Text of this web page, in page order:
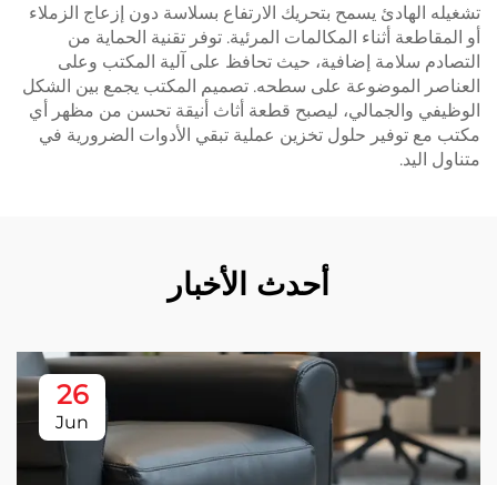
تشغيله الهادئ يسمح بتحريك الارتفاع بسلاسة دون إزعاج الزملاء
أو المقاطعة أثناء المكالمات المرئية. توفر تقنية الحماية من
التصادم سلامة إضافية، حيث تحافظ على آلية المكتب وعلى
العناصر الموضوعة على سطحه. تصميم المكتب يجمع بين الشكل
الوظيفي والجمالي، ليصبح قطعة أثاث أنيقة تحسن من مظهر أي
مكتب مع توفير حلول تخزين عملية تبقي الأدوات الضرورية في
متناول اليد.
أحدث الأخبار
26
Jun